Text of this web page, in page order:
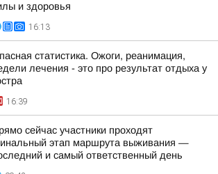
и здоровья
16:13
статистика. Ожоги, реанимация,
лечения - это про результат отдыха у
16:39
сейчас участники проходят
этап маршрута выживания —
и самый ответственный день